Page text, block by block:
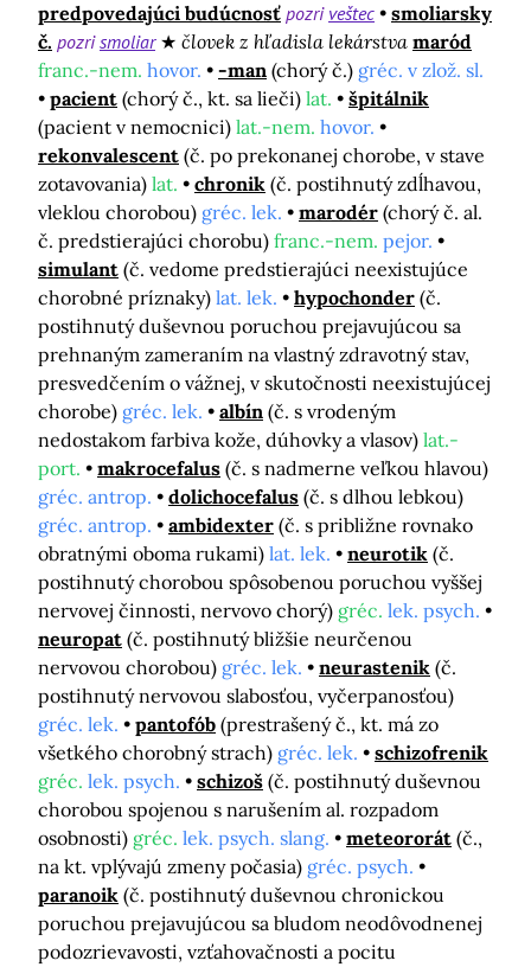
predpovedajúci budúcnosť pozri veštec
smoliarsky
č. pozrismoliar človek z hľadisla lekárstva maród
franc.-nem. hovor. -man (chorý č.) gréc. v zlož. sl.
pacient (chorý č., kt. sa lieči) lat.
špitálnik
(pacient v nemocnici) lat.-nem. hovor.
rekonvalescent (č. po prekonanej chorobe, v stave
zotavovania) lat. chronik (č. postihnutý zdĺhavou,
vleklou chorobou) gréc. lek. marodér (chorý č. al.
č. predstierajúci chorobu) franc.-nem. pejor.
simulant (č. vedome predstierajúci neexistujúce
chorobné príznaky) lat. lek. hypochonder (č.
postihnutý duševnou poruchou prejavujúcou sa
prehnaným zameraním na vlastný zdravotný stav,
presvedčením o vážnej, v skutočnosti neexistujúcej
chorobe) gréc. lek. albín (č. s vrodeným
nedostakom farbiva kože, dúhovky a vlasov) lat.-
port.
makrocefalus (č. s nadmerne veľkou hlavou)
gréc. antrop.
dolichocefalus (č. s dlhou lebkou)
gréc. antrop.
ambidexter (č. s približne rovnako
obratnými oboma rukami) lat. lek. neurotik (č.
postihnutý chorobou spôsobenou poruchou vyššej
nervovej činnosti, nervovo chorý) gréc. lek. psych.
neuropat (č. postihnutý bližšie neurčenou
nervovou chorobou) gréc. lek. neurastenik (č.
postihnutý nervovou slabosťou, vyčerpanosťou)
gréc. lek.
pantofób (prestrašený č., kt. má zo
všetkého chorobný strach) gréc. lek.
schizofrenik
gréc. lek. psych. schizoš (č. postihnutý duševnou
chorobou spojenou s narušením al. rozpadom
osobnosti) gréc. lek. psych. slang. meteororát (č.,
na kt. vplývajú zmeny počasia) gréc. psych.
paranoik (č. postihnutý duševnou chronickou
poruchou prejavujúcou sa bludom neodôvodnenej
podozrievavosti, vzťahovačnosti a pocitu